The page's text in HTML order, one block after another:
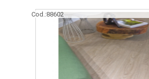
Cod.:88602